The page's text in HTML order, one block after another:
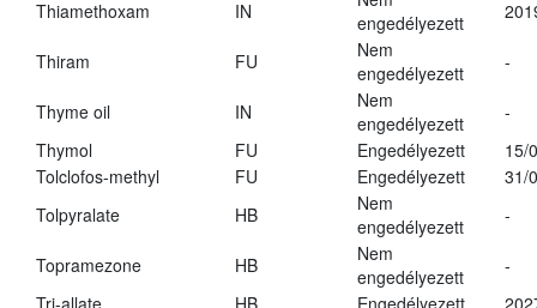
Thiamethoxam
IN
engedélyezett
Thiram FU
Nem
engedélyezett
-
Thyme oil IN
Nem
engedélyezett
-
Thymol
FU Engedélyezett
15/
Tolclofos-methyl
FU Engedélyezett
31/
Tolpyralate
HB
Nem
engedélyezett
-
Topramezone HB
Nem
engedélyezett
-